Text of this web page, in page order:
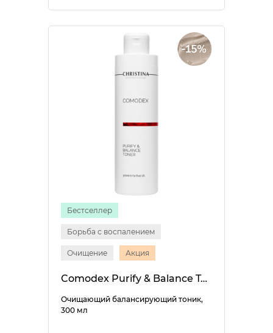
Бестселлер
Борьба с воспалением
Очищение Акция
Comodex Purify & Balance Toner
Очищающий балансирующий тоник,
300 мл